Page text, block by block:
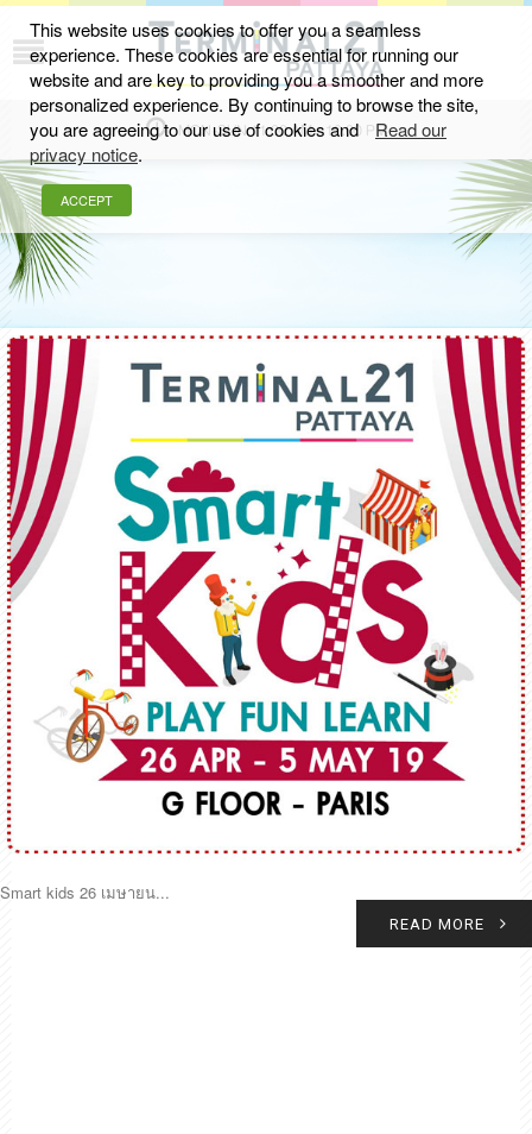
MON-SUN 11.00 AM - 10.00 PM
อีเว้นท์และกิจกรรม
Smart kids 26 เมษายน...
READ MORE
This website uses cookies to offer you a seamless
experience. These cookies are essential for running our
website and are key to providing you a smoother and more
personalized experience. By continuing to browse the site,
you are agreeing to our use of cookies and
Read our
privacy notice.
ACCEPT